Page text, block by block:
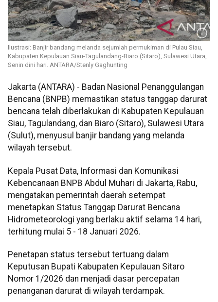
Ilustrasi: Banjir bandang melanda sejumlah permukiman di Pulau Siau,
Kabupaten Kepulauan Siau-Tagulandang-Biaro (Sitaro), Sulawesi Utara,
Senin dini hari. ANTARA/Stenly Gaghunting
Jakarta (ANTARA) - Badan Nasional Penanggulangan
Bencana (BNPB) memastikan status tanggap darurat
bencana telah diberlakukan di Kabupaten Kepulauan
Siau, Tagulandang, dan Biaro (Sitaro), Sulawesi Utara
(Sulut), menyusul banjir bandang yang melanda
wilayah tersebut.
Kepala Pusat Data, Informasi dan Komunikasi
Kebencanaan BNPB Abdul Muhari di Jakarta, Rabu,
mengatakan pemerintah daerah setempat
menetapkan Status Tanggap Darurat Bencana
Hidrometeorologi yang berlaku aktif selama 14 hari,
terhitung mulai 5 - 18 Januari 2026.
Penetapan status tersebut tertuang dalam
Keputusan Bupati Kabupaten Kepulauan Sitaro
Nomor 1/2026 dan menjadi dasar percepatan
penanganan darurat di wilayah terdampak.